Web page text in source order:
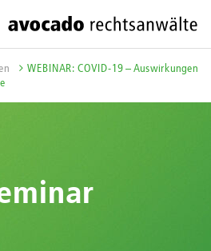
WEBINAR: COVID-19 – Auswirkungen